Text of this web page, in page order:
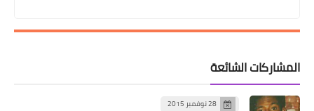
المشاركات الشائعة
28 نوفمبر 2015